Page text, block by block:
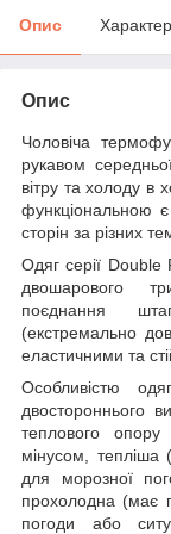
Опис
Опис
Чоловіча
рукавом
вітру та холоду в
функціональною
сторін за різних
Одяг серії Double
двошарового
поєднання
(екстремально
еластичними та
Особливістю
двостороннього
теплового
мінусом, тепліша
для морозної
прохолодна (має
погоди або